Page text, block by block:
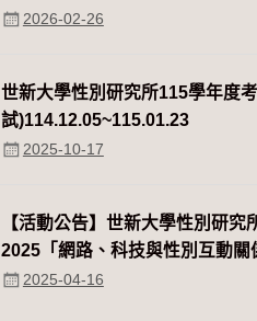
2026-02-26
世新大學性別研究所115學年度
試)114.12.05~115.01.23
2025-10-17
【活動公告】世新大學性別研究
2025「網路、科技與性別互動關
2025-04-16